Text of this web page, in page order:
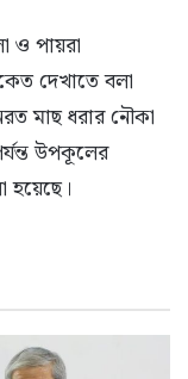
ও পায়রা
দেখাতে বলা
মাছ ধরার নৌকা
উপকূলের
হয়েছে।